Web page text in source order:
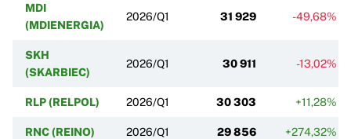
MDI
(MDIENERGIA)
2026/Q1 31 929 -49,68%
SKH
(SKARBIEC)
2026/Q1 30 911 -13,02%
RLP (RELPOL) 2026/Q1 30 303 +11,28%
RNC (REINO) 2026/Q1 29 856 +274,32%